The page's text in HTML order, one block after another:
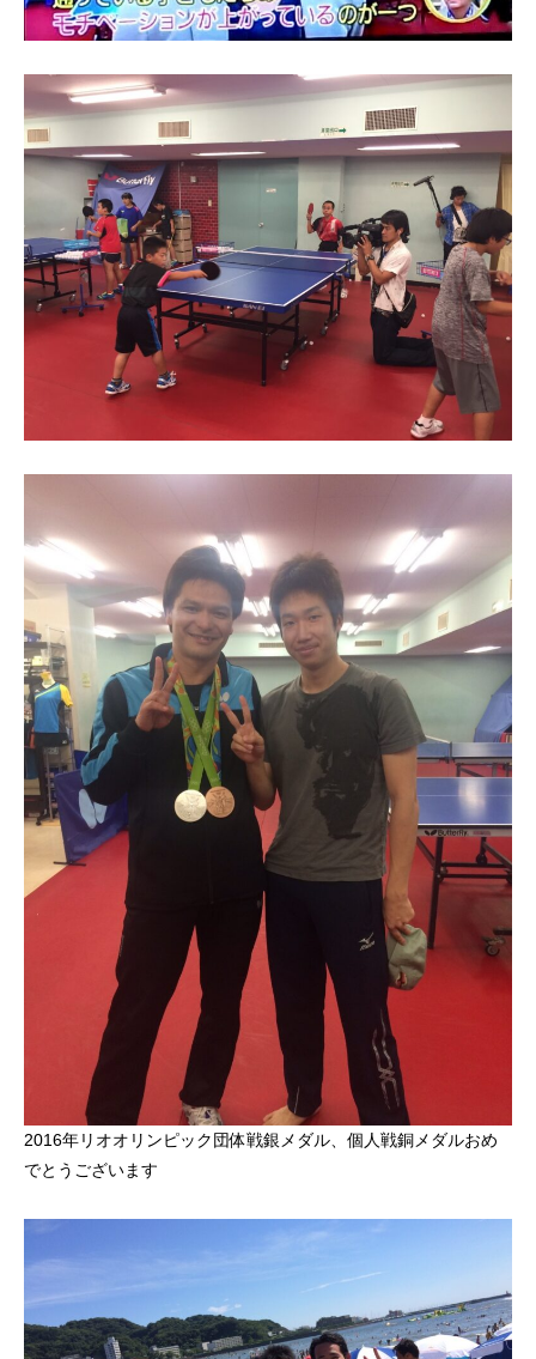
2016年リオオリンピック団体戦銀メダル、個人戦銅メダルおめ
でとうございます